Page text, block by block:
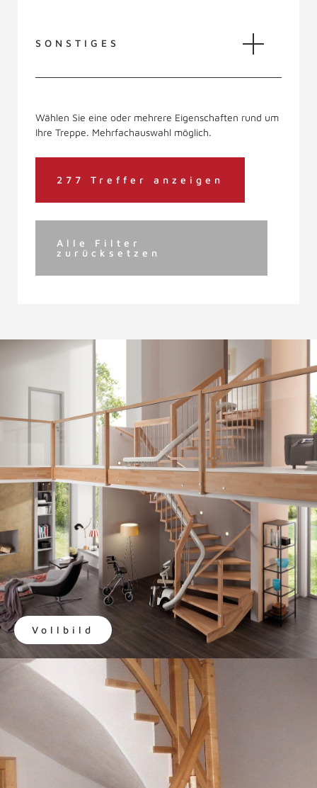
SONSTIGES
Wählen Sie eine oder mehrere Eigenschaften rund um
Ihre Treppe. Mehrfachauswahl möglich.
277 Treffer anzeigen
Alle Filter
zurücksetzen
Vollbild